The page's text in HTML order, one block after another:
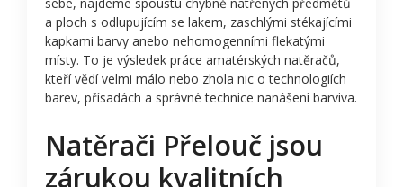
sebe, najdeme spoustu chybně natřených předmětů
a ploch s odlupujícím se lakem, zaschlými stékajícími
kapkami barvy anebo nehomogenními flekatými
místy. To je výsledek práce amatérských natěračů,
kteří vědí velmi málo nebo zhola nic o technologiích
barev, přísadách a správné technice nanášení barviva.
Natěrači Přelouč jsou
zárukou kvalitních